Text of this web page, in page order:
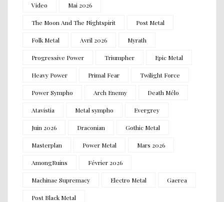
Video Mai 2026
The Moon And The Nightspirit Post Metal
Folk Metal Avril 2026 Myrath
Progressive Power Triumpher Epic Metal
Heavy Power Primal Fear Twilight Force
Power Sympho Arch Enemy Death Mélo
Atavistia Metal sympho Evergrey
Juin 2026 Draconian Gothic Metal
Masterplan Power Metal Mars 2026
AmongRuins Février 2026
Machinae Supremacy Electro Metal Gaerea
Post Black Metal